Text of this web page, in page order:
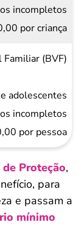
incompletos
por criança
Familiar (BVF)
adolescentes
incompletos
por pessoa
de Proteção,
para
e passam a
mínimo